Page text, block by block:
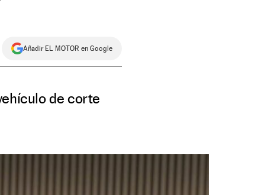
Añadir EL MOTOR en Google
de corte